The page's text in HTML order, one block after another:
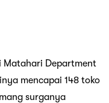
Matahari Department
mencapai 148 toko
surganya